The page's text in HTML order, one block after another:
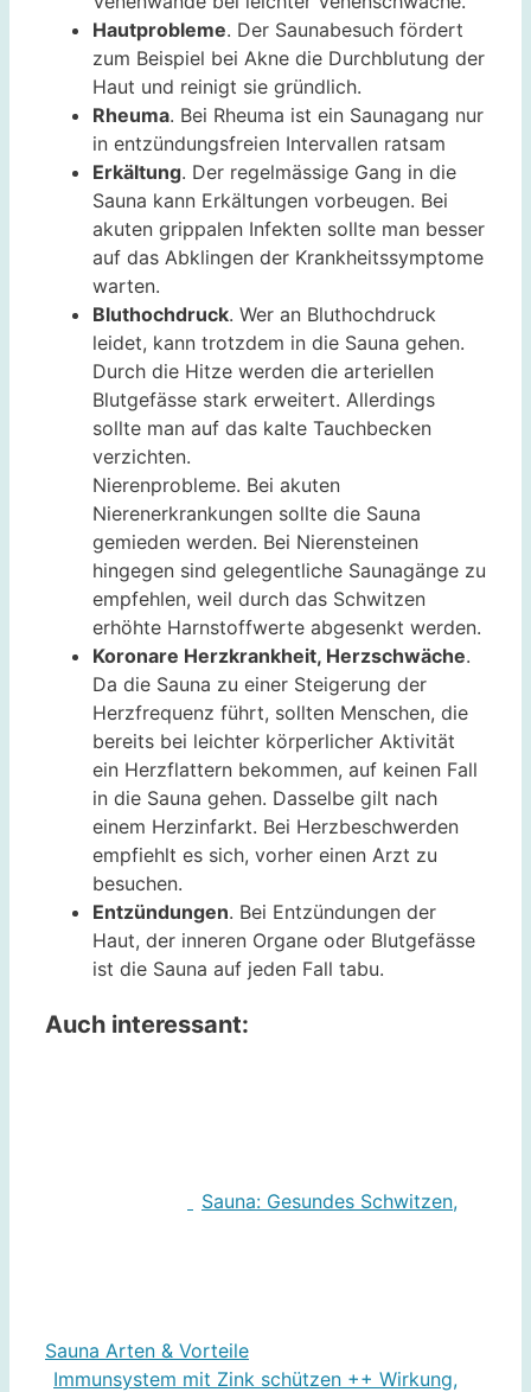
Hautprobleme. Der Saunabesuch fördert
zum Beispiel bei Akne die Durchblutung der
Haut und reinigt sie gründlich.
Rheuma. Bei Rheuma ist ein Saunagang nur
in entzündungsfreien Intervallen ratsam
Erkältung. Der regelmässige Gang in die
Sauna kann Erkältungen vorbeugen. Bei
akuten grippalen Infekten sollte man besser
auf das Abklingen der Krankheitssymptome
warten.
Bluthochdruck. Wer an Bluthochdruck
leidet, kann trotzdem in die Sauna gehen.
Durch die Hitze werden die arteriellen
Blutgefässe stark erweitert. Allerdings
sollte man auf das kalte Tauchbecken
verzichten.
Nierenprobleme. Bei akuten
Nierenerkrankungen sollte die Sauna
gemieden werden. Bei Nierensteinen
hingegen sind gelegentliche Saunagänge zu
empfehlen, weil durch das Schwitzen
erhöhte Harnstoffwerte abgesenkt werden.
Koronare Herzkrankheit, Herzschwäche.
Da die Sauna zu einer Steigerung der
Herzfrequenz führt, sollten Menschen, die
bereits bei leichter körperlicher Aktivität
ein Herzflattern bekommen, auf keinen Fall
in die Sauna gehen. Dasselbe gilt nach
einem Herzinfarkt. Bei Herzbeschwerden
empfiehlt es sich, vorher einen Arzt zu
besuchen.
Entzündungen. Bei Entzündungen der
Haut, der inneren Organe oder Blutgefässe
ist die Sauna auf jeden Fall tabu.
Auch interessant:
Sauna: Gesundes Schwitzen,
Sauna Arten & Vorteile
Immunsystem mit Zink schützen ++ Wirkung,